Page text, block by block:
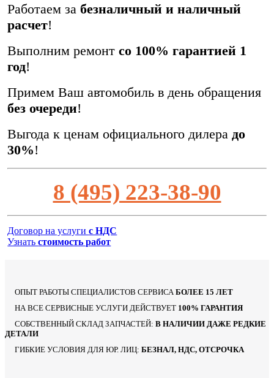
Работаем забезналичный и наличный
расчет!
Выполним ремонтсо 100% гарантией 1
год!
Примем Ваш автомобиль в день обращения
без очереди!
Выгода к ценам официального дилера до
30%!
8 (495) 223-38-90
Договор на услугис НДС
Узнатьстоимость работ
ОПЫТ РАБОТЫ СПЕЦИАЛИСТОВ СЕРВИСА БОЛЕЕ 15 ЛЕТ
НА ВСЕ СЕРВИСНЫЕ УСЛУГИ ДЕЙСТВУЕТ 100% ГАРАНТИЯ
СОБСТВЕННЫЙ СКЛАД ЗАПЧАСТЕЙ: В НАЛИЧИИ ДАЖЕ РЕДКИЕ
ДЕТАЛИ
ГИБКИЕ УСЛОВИЯ ДЛЯ ЮР. ЛИЦ: БЕЗНАЛ, НДС, ОТСРОЧКА